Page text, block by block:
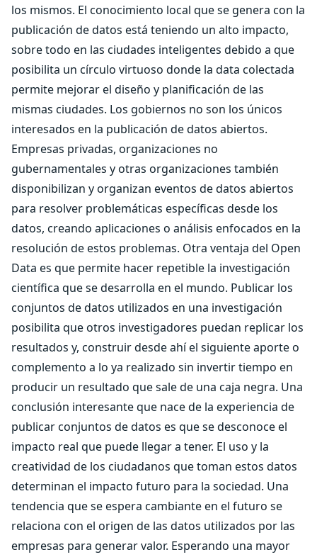
los mismos. El conocimiento local que se genera con la
publicación de datos está teniendo un alto impacto,
sobre todo en las ciudades inteligentes debido a que
posibilita un círculo virtuoso donde la data colectada
permite mejorar el diseño y planificación de las
mismas ciudades. Los gobiernos no son los únicos
interesados en la publicación de datos abiertos.
Empresas privadas, organizaciones no
gubernamentales y otras organizaciones también
disponibilizan y organizan eventos de datos abiertos
para resolver problemáticas específicas desde los
datos, creando aplicaciones o análisis enfocados en la
resolución de estos problemas. Otra ventaja del Open
Data es que permite hacer repetible la investigación
científica que se desarrolla en el mundo. Publicar los
conjuntos de datos utilizados en una investigación
posibilita que otros investigadores puedan replicar los
resultados y, construir desde ahí el siguiente aporte o
complemento a lo ya realizado sin invertir tiempo en
producir un resultado que sale de una caja negra. Una
conclusión interesante que nace de la experiencia de
publicar conjuntos de datos es que se desconoce el
impacto real que puede llegar a tener. El uso y la
creatividad de los ciudadanos que toman estos datos
determinan el impacto futuro para la sociedad. Una
tendencia que se espera cambiante en el futuro se
relaciona con el origen de las datos utilizados por las
empresas para generar valor. Esperando una mayor